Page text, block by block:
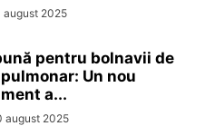
august 2025
pentru bolnavii de
Un nou
a...
august 2025